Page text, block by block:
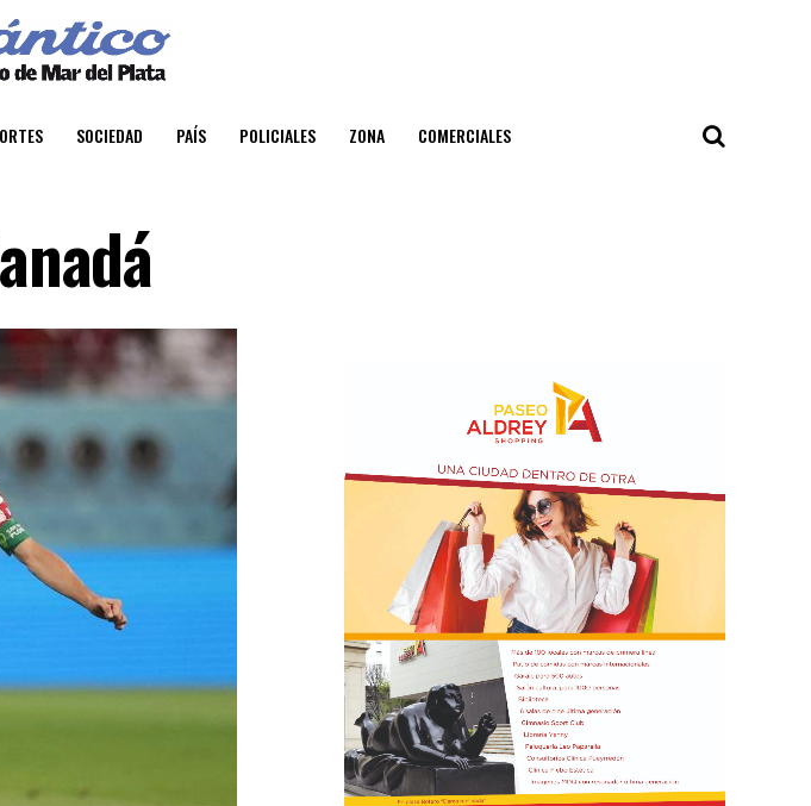
SOCIEDAD PAÍS POLICIALES ZONA COMERCIALES